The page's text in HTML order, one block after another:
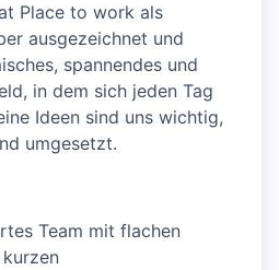
Place to work als
ausgezeichnet und
spannendes und
in dem sich jeden Tag
Ideen sind uns wichtig,
umgesetzt.
Team mit flachen